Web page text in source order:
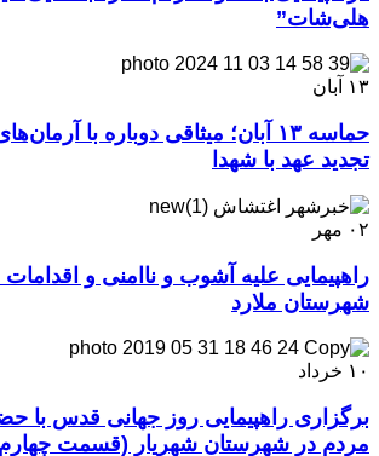
هلی‌شات”
۱۳ آبان
حماسه ۱۳ آبان؛ میثاقی دوباره با
تجدید عهد با شهدا
۰۲ مهر
راهپیمایی علیه آشوب و ناامنی و اقدامات
شهرستان ملارد
۱۰ خرداد
برگزاری راهپیمایی روز جهانی قدس با
مردم در شهرستان شهریار (قسمت